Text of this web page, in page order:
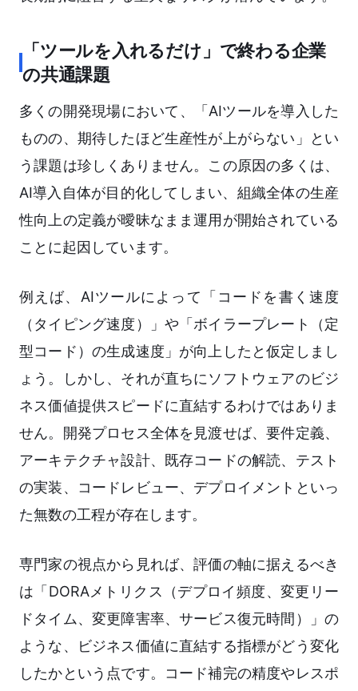
「ツールを入れるだけ」で終わる企業
の共通課題
多くの開発現場において、「AIツールを導入した
ものの、期待したほど生産性が上がらない」とい
う課題は珍しくありません。この原因の多くは、
AI導入自体が目的化してしまい、組織全体の生産
性向上の定義が曖昧なまま運用が開始されている
ことに起因しています。
例えば、AIツールによって「コードを書く速度
（タイピング速度）」や「ボイラープレート（定
型コード）の生成速度」が向上したと仮定しまし
ょう。しかし、それが直ちにソフトウェアのビジ
ネス価値提供スピードに直結するわけではありま
せん。開発プロセス全体を見渡せば、要件定義、
アーキテクチャ設計、既存コードの解読、テスト
の実装、コードレビュー、デプロイメントといっ
た無数の工程が存在します。
専門家の視点から見れば、評価の軸に据えるべき
は「DORAメトリクス（デプロイ頻度、変更リー
ドタイム、変更障害率、サービス復元時間）」の
ような、ビジネス価値に直結する指標がどう変化
したかという点です。コード補完の精度やレスポ